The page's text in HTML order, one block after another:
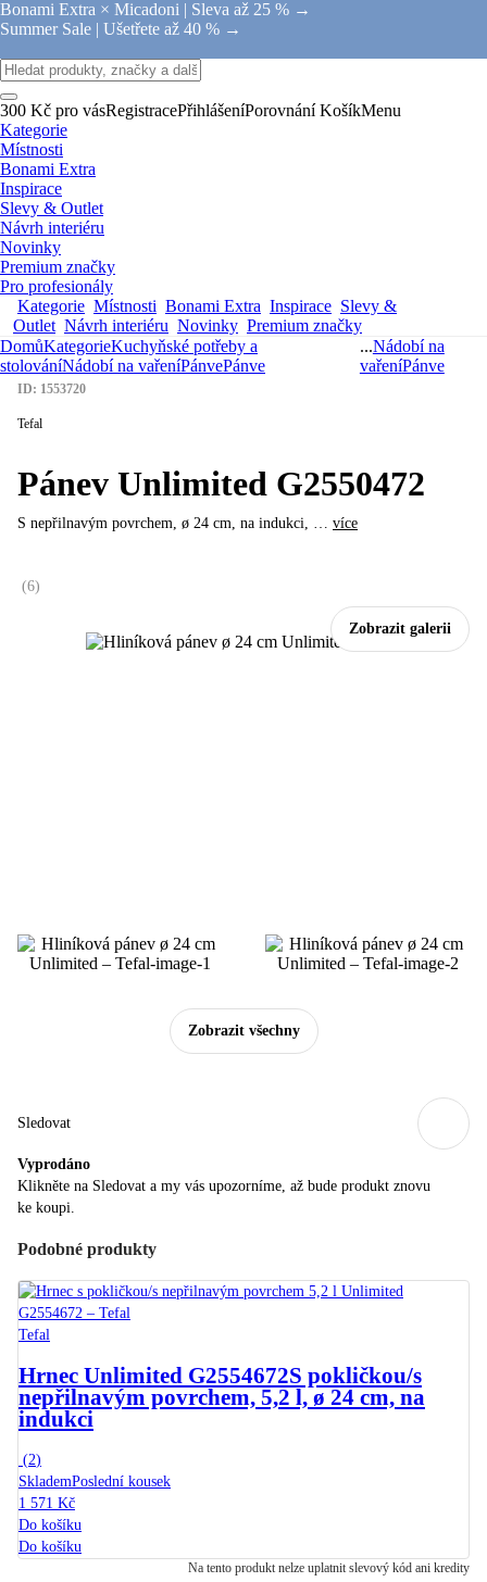
Bonami Extra × Micadoni | Sleva až 25 % →
Summer Sale | Ušetřete až 40 % →
300 Kč pro vásRegistracePřihlášeníPorovnání KošíkMenu
Kategorie
Místnosti
Bonami Extra
Inspirace
Slevy & Outlet
Návrh interiéru
Novinky
Premium značky
Pro profesionály
Kategorie Místnosti Bonami Extra Inspirace Slevy &
Outlet Návrh interiéru Novinky Premium značky
DomůKategorieKuchyňské potřeby a
stolováníNádobí na vařeníPánvePánve
...Nádobí na
vařeníPánve
Zobrazit galerii
Zobrazit všechny
ID: 1553720
Tefal
Pánev Unlimited G2550472
S nepřilnavým povrchem, ø 24 cm, na indukci, … více
(6)
Sledovat
Vyprodáno
Klikněte na Sledovat a my vás upozorníme, až bude produkt znovu
ke koupi.
Podobné produkty
Tefal
Hrnec Unlimited G2554672S pokličkou/s
nepřilnavým povrchem, 5,2 l, ø 24 cm, na
indukci
(2)
SklademPoslední kousek
1 571 Kč
Do košíku
Do košíku
Na tento produkt nelze uplatnit slevový kód ani kredity